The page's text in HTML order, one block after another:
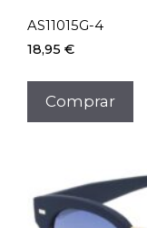
AS11015G-4
18,95 €
Comprar